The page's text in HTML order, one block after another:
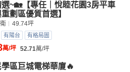
~🏡【專任｜悅睦花園3房平車
重劃區優質首選】
49.74坪
有陽台 有格局圖
萬/坪 52.71萬/坪
學區巨城電梯華廈🔥